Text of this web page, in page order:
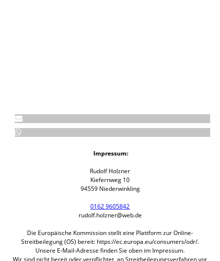
Impressum:
Rudolf Holzner
Kiefernweg 10
94559 Niederwinkling
0162 9605842
rudolf.holzner@web.de
Die Europäische Kommission stellt eine Plattform zur Online-
Streitbeilegung (OS) bereit: https://ec.europa.eu/consumers/odr/.
Unsere E-Mail-Adresse finden Sie oben im Impressum.
Wir sind nicht bereit oder verpflichtet, an Streitbeilegungsverfahren vor